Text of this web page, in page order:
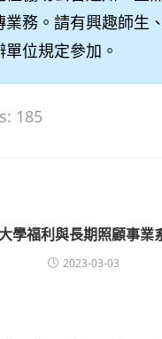
業務。請有興趣師生
位規定參加。
185
學福利與長期照顧事業
2023-03-03